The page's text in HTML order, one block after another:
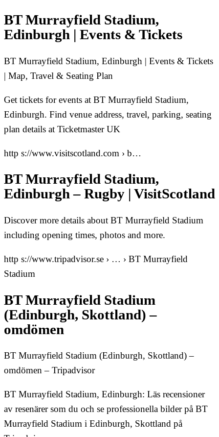
BT Murrayfield Stadium,
Edinburgh | Events & Tickets
BT Murrayfield Stadium, Edinburgh | Events & Tickets
| Map, Travel & Seating Plan
Get tickets for events at BT Murrayfield Stadium,
Edinburgh. Find venue address, travel, parking, seating
plan details at Ticketmaster UK
http s://www.visitscotland.com › b…
BT Murrayfield Stadium,
Edinburgh – Rugby | VisitScotland
Discover more details about BT Murrayfield Stadium
including opening times, photos and more.
http s://www.tripadvisor.se › … › BT Murrayfield
Stadium
BT Murrayfield Stadium
(Edinburgh, Skottland) –
omdömen
BT Murrayfield Stadium (Edinburgh, Skottland) –
omdömen – Tripadvisor
BT Murrayfield Stadium, Edinburgh: Läs recensioner
av resenärer som du och se professionella bilder på BT
Murrayfield Stadium i Edinburgh, Skottland på